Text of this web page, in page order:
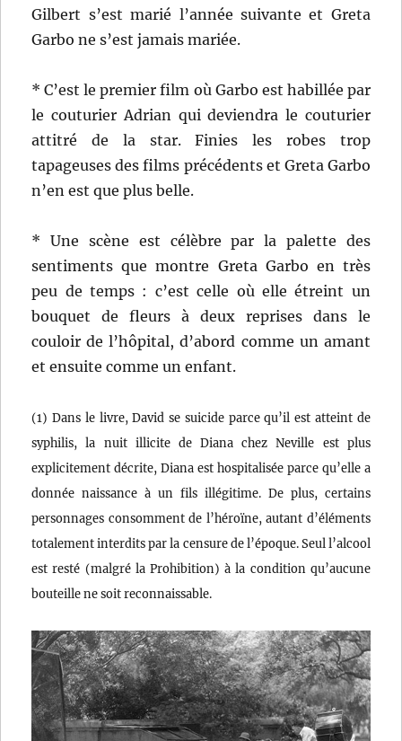
Gilbert s’est marié l’année suivante et Greta
Garbo ne s’est jamais mariée.
* C’est le premier film où Garbo est habillée par
le couturier Adrian qui deviendra le couturier
attitré de la star. Finies les robes trop
tapageuses des films précédents et Greta Garbo
n’en est que plus belle.
* Une scène est célèbre par la palette des
sentiments que montre Greta Garbo en très
peu de temps : c’est celle où elle étreint un
bouquet de fleurs à deux reprises dans le
couloir de l’hôpital, d’abord comme un amant
et ensuite comme un enfant.
(1) Dans le livre, David se suicide parce qu’il est atteint de
syphilis, la nuit illicite de Diana chez Neville est plus
explicitement décrite, Diana est hospitalisée parce qu’elle a
donnée naissance à un fils illégitime. De plus, certains
personnages consomment de l’héroïne, autant d’éléments
totalement interdits par la censure de l’époque. Seul l’alcool
est resté (malgré la Prohibition) à la condition qu’aucune
bouteille ne soit reconnaissable.